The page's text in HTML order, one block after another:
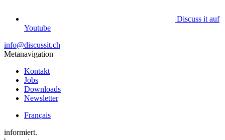
Discuss it auf
Youtube
info@discussit.ch
Metanavigation
Kontakt
Jobs
Downloads
Newsletter
Français
informiert.